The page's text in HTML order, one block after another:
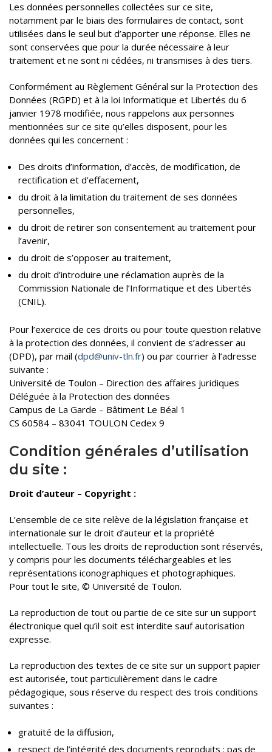
Les données personnelles collectées sur ce site,
notamment par le biais des formulaires de contact, sont
utilisées dans le seul but d’apporter une réponse. Elles ne
sont conservées que pour la durée nécessaire à leur
traitement et ne sont ni cédées, ni transmises à des tiers.
Conformément au Règlement Général sur la Protection des
Données (RGPD) et à la loi Informatique et Libertés du 6
janvier 1978 modifiée, nous rappelons aux personnes
mentionnées sur ce site qu’elles disposent, pour les
données qui les concernent :
Des droits d’information, d’accès, de modification, de
rectification et d’effacement,
du droit à la limitation du traitement de ses données
personnelles,
du droit de retirer son consentement au traitement pour
l’avenir,
du droit de s’opposer au traitement,
du droit d’introduire une réclamation auprès de la
Commission Nationale de l’Informatique et des Libertés
(CNIL).
Pour l’exercice de ces droits ou pour toute question relative
à la protection des données, il convient de s’adresser au
(DPD), par mail (dpd@univ-tln.fr) ou par courrier à l’adresse
suivante :
Université de Toulon – Direction des affaires juridiques
Déléguée à la Protection des données
Campus de La Garde – Bâtiment Le Béal 1
CS 60584 – 83041 TOULON Cedex 9
Condition générales d’utilisation
du site :
Droit d’auteur – Copyright :
L’ensemble de ce site relève de la législation française et
internationale sur le droit d’auteur et la propriété
intellectuelle. Tous les droits de reproduction sont réservés,
y compris pour les documents téléchargeables et les
représentations iconographiques et photographiques.
Pour tout le site, © Université de Toulon.
La reproduction de tout ou partie de ce site sur un support
électronique quel qu’il soit est interdite sauf autorisation
expresse.
La reproduction des textes de ce site sur un support papier
est autorisée, tout particulièrement dans le cadre
pédagogique, sous réserve du respect des trois conditions
suivantes :
gratuité de la diffusion,
respect de l’intégrité des documents reproduits : pas de